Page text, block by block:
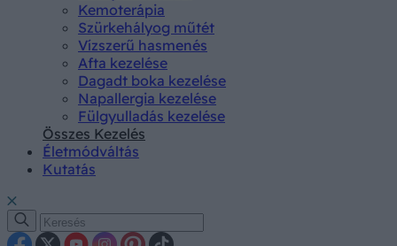
Kemoterápia
Szürkehályog műtét
Vízszerű hasmenés
Afta kezelése
Dagadt boka kezelése
Napallergia kezelése
Fülgyulladás kezelése
Összes Kezelés
Életmódváltás
Kutatás